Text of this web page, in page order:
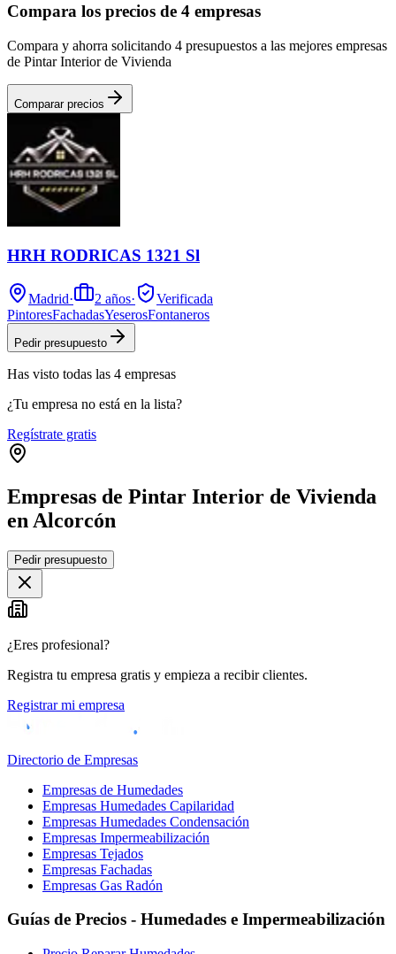
Compara los precios de 4 empresas
Compara y ahorra solicitando 4 presupuestos a las mejores empresas
de Pintar Interior de Vivienda
Comparar precios
HRH RODRICAS 1321 Sl
Madrid· 2 años·
Verificada
PintoresFachadasYeserosFontaneros
Pedir presupuesto
Has visto todas las 4 empresas
¿Tu empresa no está en la lista?
Regístrate gratis
Empresas de Pintar Interior de Vivienda
en Alcorcón
+
−
Pedir presupuesto
¿Eres profesional?
Registra tu empresa gratis y empieza a recibir clientes.
Registrar mi empresa
Directorio de Empresas
Empresas de Humedades
Empresas Humedades Capilaridad
Empresas Humedades Condensación
Empresas Impermeabilización
Empresas Tejados
Empresas Fachadas
Empresas Gas Radón
Guías de Precios - Humedades e Impermeabilización